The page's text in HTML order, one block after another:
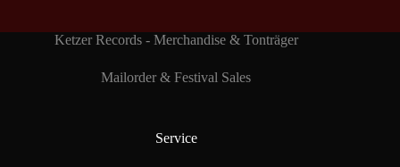
Ketzer Records - Merchandise & Tonträger
Mailorder & Festival Sales
Service